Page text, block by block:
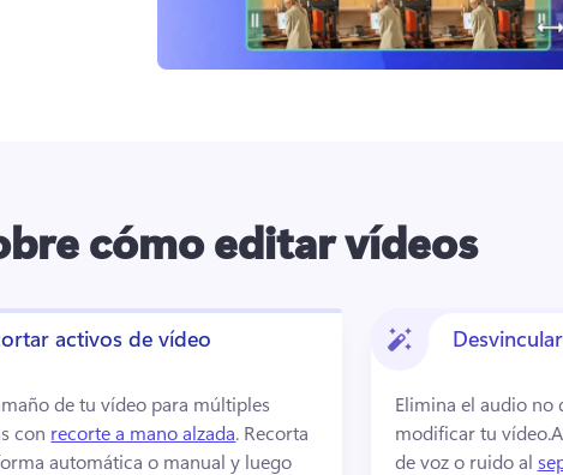
cómo editar vídeos
activos de vídeo
de tu vídeo para múltiples
con recorte a mano alzada. Recorta
automática o manual y luego
Elimina el audio no
modificar tu vídeo.
de voz o ruido al